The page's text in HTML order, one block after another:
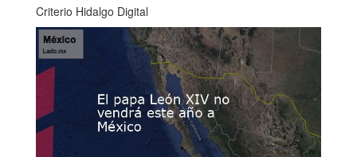
Criterio Hidalgo Digital